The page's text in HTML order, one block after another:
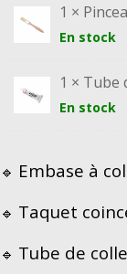
1 ×
En stock
1 × Tube
En stock
🔹 Embase à
🔹 Taquet
🔹 Tube de